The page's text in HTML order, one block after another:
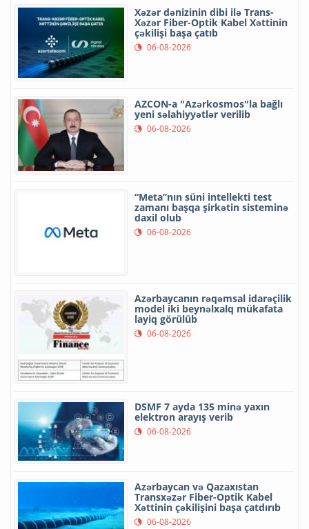
Xəzər dənizinin dibi ilə Trans-
Xəzər Fiber-Optik Kabel Xəttinin
çəkilişi başa çatıb
06-08-2026
AZCON-a "Azərkosmos"la bağlı
yeni səlahiyyətlər verilib
06-08-2026
“Meta”nın süni intellekti test
zamanı başqa şirkətin sisteminə
daxil olub
06-08-2026
Azərbaycanın rəqəmsal idarəçilik
model iki beynəlxalq mükafata
layiq görülüb
06-08-2026
DSMF 7 ayda 135 minə yaxın
elektron arayış verib
06-08-2026
Azərbaycan və Qazaxıstan
Transxəzər Fiber-Optik Kabel
Xəttinin çəkilişini başa çatdırıb
06-08-2026